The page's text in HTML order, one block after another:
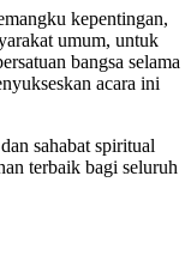
kepentingan,
umum, untuk
bangsa selama
acara ini
sahabat spiritual
terbaik bagi seluruh